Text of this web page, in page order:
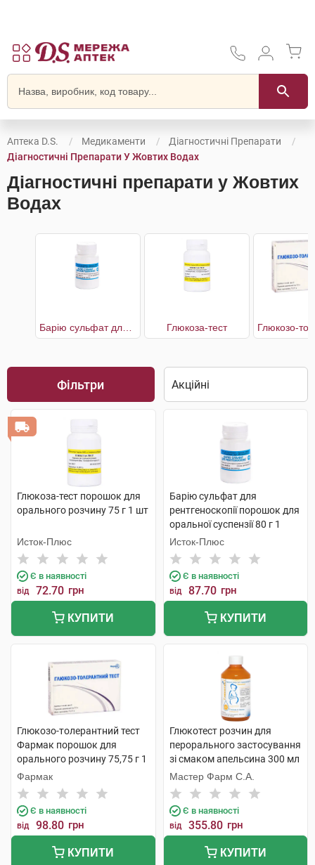
Аптека D.S. Медикаменти
Діагностичні Препарати
Діагностичні Препарати У Жовтих Водах
Діагностичні препарати у Жовтих
Водах
Глюкоза-тест
Фільтри
Глюкоза-тест порошок для
орального розчину 75 г 1 шт
Исток-Плюс
Є в наявності
від 72.70 грн
КУПИТИ
Барію сульфат для
рентгеноскопії порошок для
оральної суспензії 80 г 1
контейнер
Исток-Плюс
Є в наявності
від 87.70 грн
КУПИТИ
Глюкозо-толерантний тест
Фармак порошок для
орального розчину 75,75 г 1
шт
Фармак
Є в наявності
від 98.80 грн
КУПИТИ
Глюкотест розчин для
перорального застосування
зі смаком апельсина 300 мл
1 флакон
Мастер Фарм С.А.
Є в наявності
від 355.80 грн
КУПИТИ